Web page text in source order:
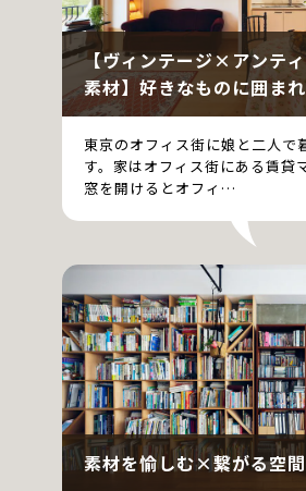
【ヴィンテージ×アンテ
素材】好きなものに囲ま
東京のオフィス街に娘と二人で
す。家はオフィス街にある賃貸
窓を開けるとオフィ…
素材を愉しむ×繋がる空間